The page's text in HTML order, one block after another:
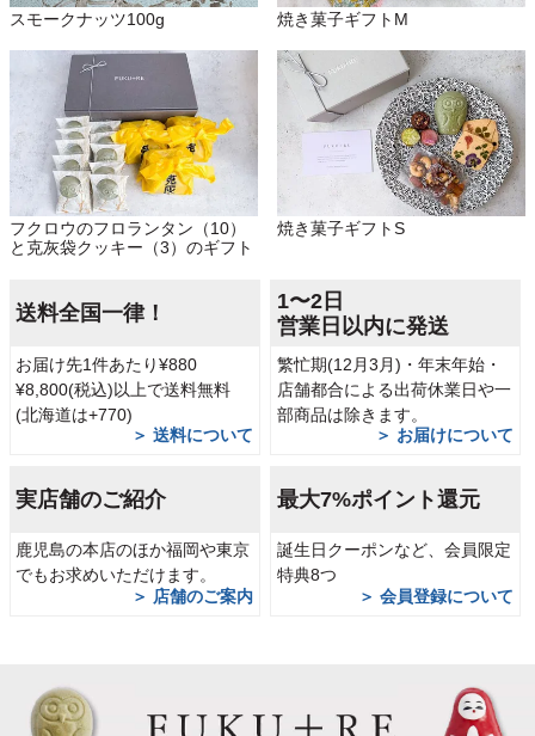
スモークナッツ100g 焼き菓子ギフトM
フクロウのフロランタン（10）
と克灰袋クッキー（3）のギフト
焼き菓子ギフトS
送料全国一律！
お届け先1件あたり¥880
¥8,800(税込)以上で送料無料
(北海道は+770)
＞ 送料について
1〜2日
営業日以内に発送
繁忙期(12月3月)・年末年始・
店舗都合による出荷休業日や一
部商品は除きます。
＞ お届けについて
実店舗のご紹介
鹿児島の本店のほか福岡や東京
でもお求めいただけます。
＞ 店舗のご案内
最大7%ポイント還元
誕生日クーポンなど、会員限定
特典8つ
＞ 会員登録について